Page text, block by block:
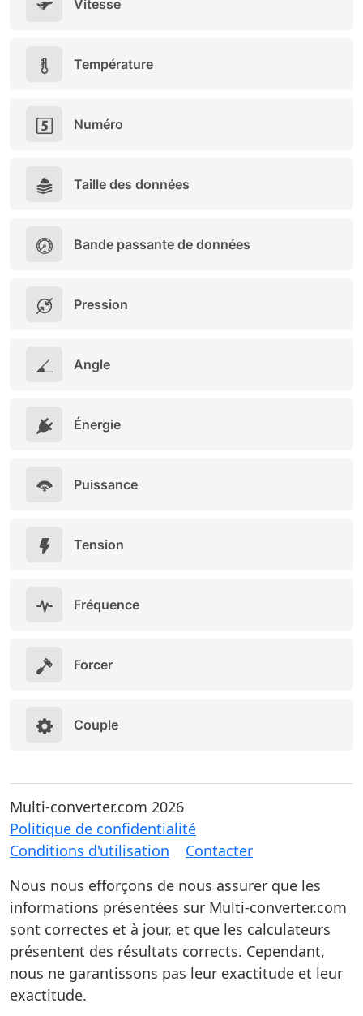
Vitesse
Température
Numéro
Taille des données
Bande passante de données
Pression
Angle
Énergie
Puissance
Tension
Fréquence
Forcer
Couple
Multi-converter.com 2026
Politique de confidentialité
Conditions d'utilisation
Contacter
Nous nous efforçons de nous assurer que les
informations présentées sur Multi-converter.com
sont correctes et à jour, et que les calculateurs
présentent des résultats corrects. Cependant,
nous ne garantissons pas leur exactitude et leur
exactitude.